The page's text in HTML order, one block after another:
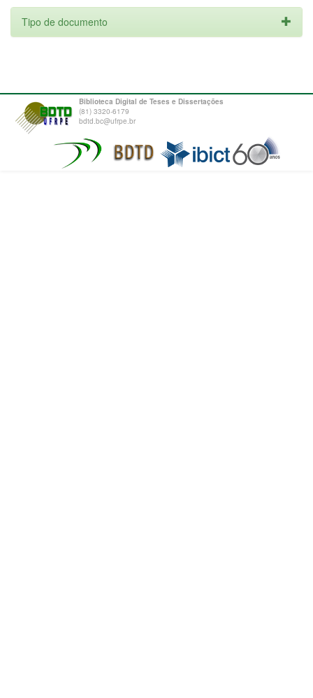
Tipo de documento
Biblioteca Digital de Teses e Dissertações
(81) 3320-6179
bdtd.bc@ufrpe.br